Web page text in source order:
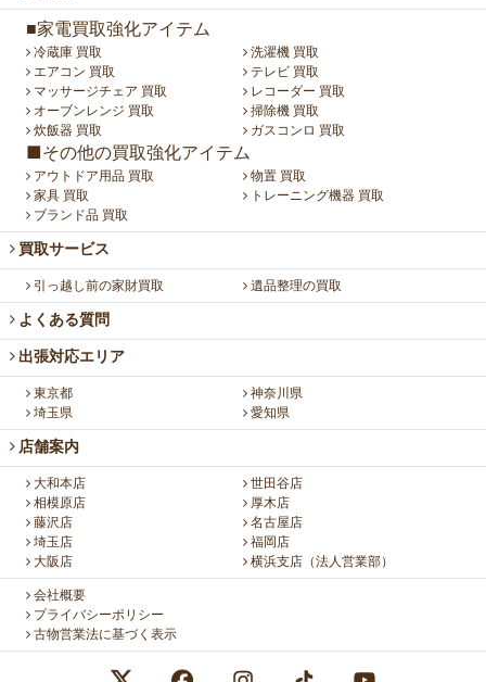
■家電買取強化アイテム
冷蔵庫 買取
洗濯機 買取
エアコン 買取
テレビ 買取
マッサージチェア 買取
レコーダー 買取
オーブンレンジ 買取
掃除機 買取
炊飯器 買取
ガスコンロ 買取
■その他の買取強化アイテム
アウトドア用品 買取
物置 買取
家具 買取
トレーニング機器 買取
ブランド品 買取
買取サービス
引っ越し前の家財買取 遺品整理の買取
よくある質問
出張対応エリア
東京都
神奈川県
埼玉県
愛知県
店舗案内
大和本店
世田谷店
相模原店
厚木店
藤沢店
名古屋店
埼玉店
福岡店
大阪店
横浜支店（法人営業部）
会社概要
プライバシーポリシー
古物営業法に基づく表示